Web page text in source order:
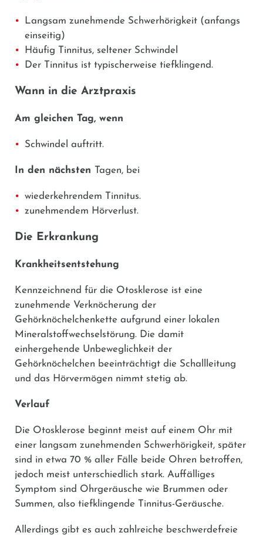
Langsam zunehmende Schwerhörigkeit (anfangs
einseitig)
Häufig Tinnitus, seltener Schwindel
Der Tinnitus ist typischerweise tiefklingend.
Wann in die Arztpraxis
Am gleichen Tag, wenn
Schwindel auftritt.
In den nächsten Tagen, bei
wiederkehrendem Tinnitus.
zunehmendem Hörverlust.
Die Erkrankung
Krankheitsentstehung
Kennzeichnend für die Otosklerose ist eine
zunehmende Verknöcherung der
Gehörknöchelchenkette aufgrund einer lokalen
Mineralstoffwechselstörung. Die damit
einhergehende Unbeweglichkeit der
Gehörknöchelchen beeinträchtigt die Schallleitung
und das Hörvermögen nimmt stetig ab.
Verlauf
Die Otosklerose beginnt meist auf einem Ohr mit
einer langsam zunehmenden Schwerhörigkeit, später
sind in etwa 70 % aller Fälle beide Ohren betroffen,
jedoch meist unterschiedlich stark. Auffälliges
Symptom sind Ohrgeräusche wie Brummen oder
Summen, also tiefklingende Tinnitus-Geräusche.
Allerdings gibt es auch zahlreiche beschwerdefreie